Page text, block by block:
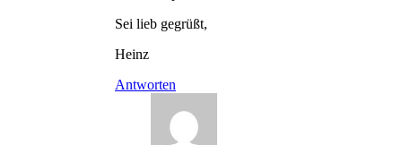
Sei lieb gegrüßt,
Heinz
Antworten